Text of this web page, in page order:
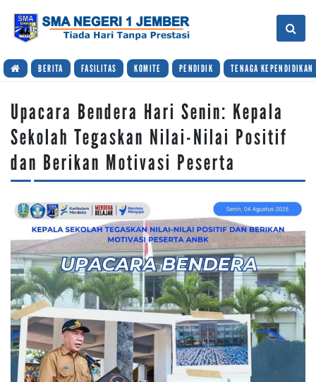
BERITA FASILITAS KOMITE PENDIDIK TENAGA KEPENDIDIKAN
Upacara Bendera Hari Senin: Kepala
Sekolah Tegaskan Nilai-Nilai Positif
dan Berikan Motivasi Peserta